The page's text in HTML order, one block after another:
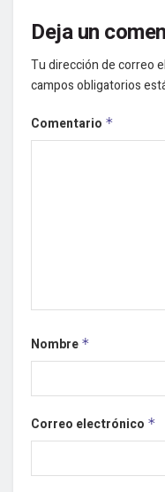
Deja un
Tu dirección de correo
campos obligatorios
Comentario *
Nombre *
Correo electrónico *